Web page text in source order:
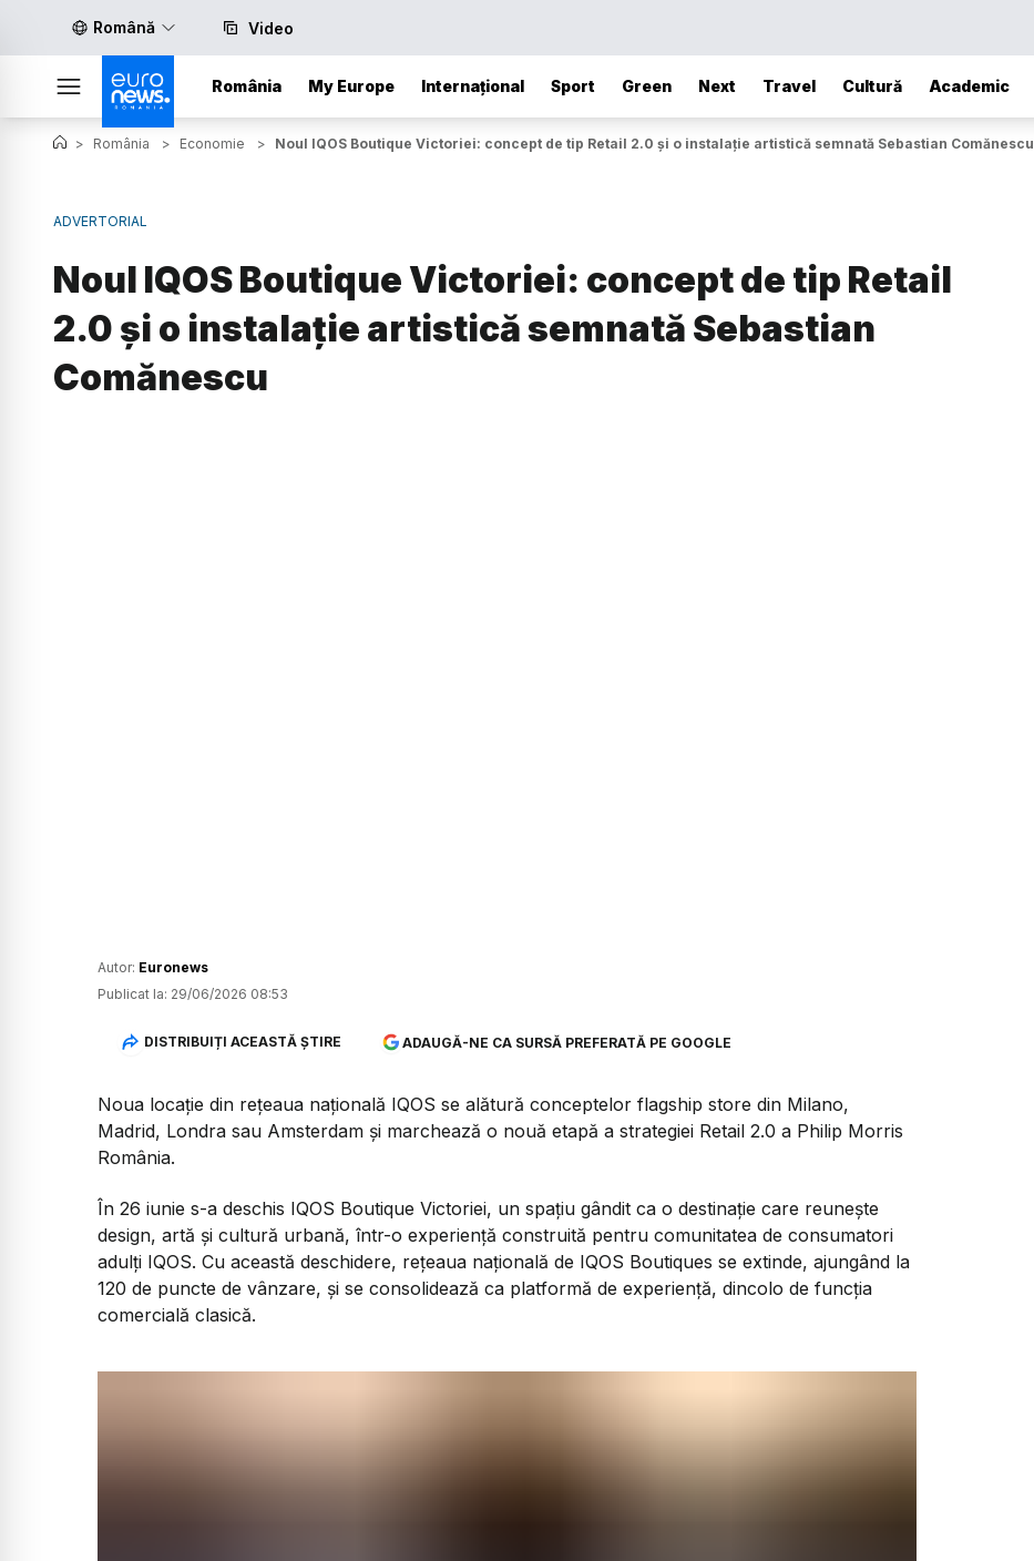
Română Video
România My Europe Internațional Sport Green Next Travel Cultură Academic
> România > Economie > Noul IQOS Boutique Victoriei: concept de tip Retail 2.0 și o instalație artistică semnată Sebastian Comănescu
ADVERTORIAL
Noul IQOS Boutique Victoriei: concept de tip Retail
2.0 și o instalație artistică semnată Sebastian
Comănescu
Autor: Euronews
Publicat la: 29/06/2026 08:53
DISTRIBUIȚI ACEASTĂ ȘTIRE ADAUGĂ-NE CA SURSĂ PREFERATĂ PE GOOGLE
Noua locație din rețeaua națională IQOS se alătură conceptelor flagship store din Milano,
Madrid, Londra sau Amsterdam și marchează o nouă etapă a strategiei Retail 2.0 a Philip Morris
România.
În 26 iunie s-a deschis IQOS Boutique Victoriei, un spațiu gândit ca o destinație care reunește
design, artă și cultură urbană, într-o experiență construită pentru comunitatea de consumatori
adulți IQOS. Cu această deschidere, rețeaua națională de IQOS Boutiques se extinde, ajungând la
120 de puncte de vânzare, și se consolidează ca platformă de experiență, dincolo de funcția
comercială clasică.